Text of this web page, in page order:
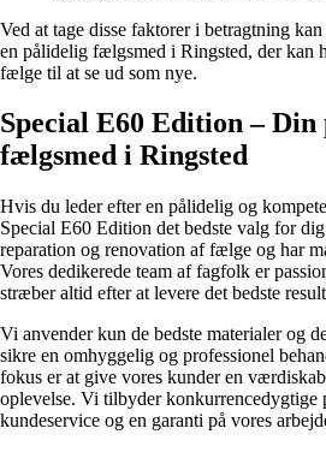
Ved at tage disse faktorer i betragtning
en pålidelig fælgsmed i Ringsted, der kan
fælge til at se ud som nye.
Special E60 Edition – Din
fælgsmed i Ringsted
Hvis du leder efter en pålidelig og
Special E60 Edition det bedste valg for
reparation og renovation af fælge og har
Vores dedikerede team af fagfolk er
stræber altid efter at levere det bedste
Vi anvender kun de bedste materialer og
sikre en omhyggelig og professionel
fokus er at give vores kunder en
oplevelse. Vi tilbyder konkurrencedygtige
kundeservice og en garanti på vores